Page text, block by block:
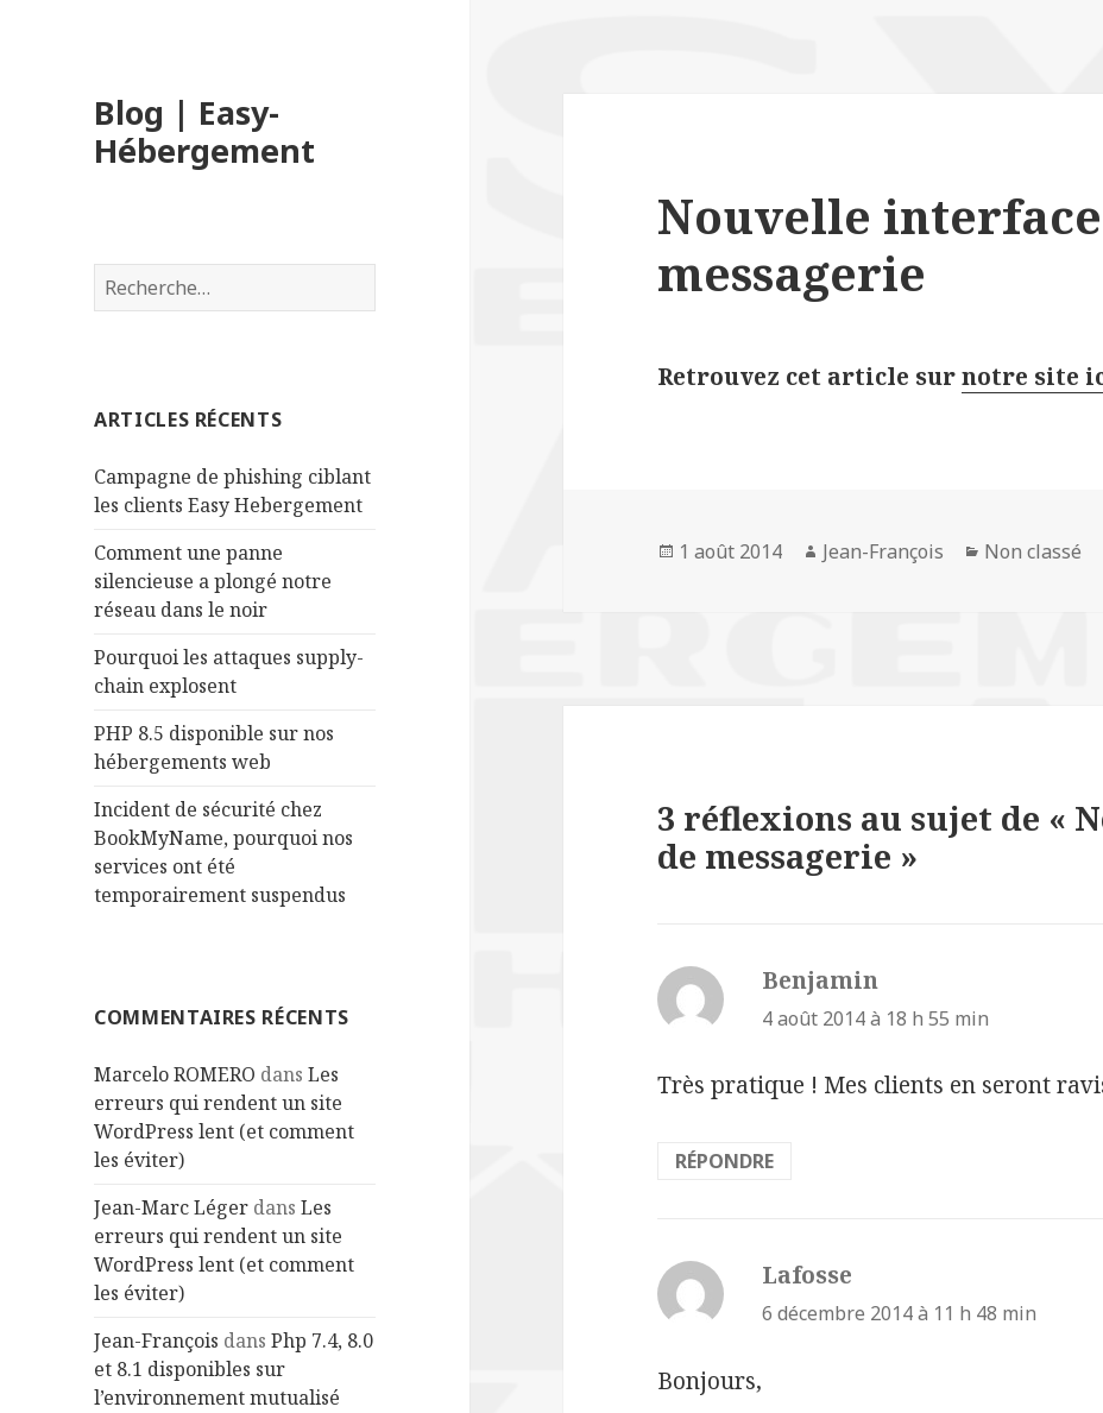
Blog | Easy-
Hébergement
R
e
r
h
e
:
ARTICLES RÉCENTS
Campagne de phishing ciblant
les clients Easy Hebergement
Comment une panne
silencieuse a plongé notre
réseau dans le noir
Pourquoi les attaques supply-
chain explosent
PHP 8.5 disponible sur nos
hébergements web
Incident de sécurité chez
BookMyName, pourquoi nos
services ont été
temporairement suspendus
COMMENTAIRES RÉCENTS
Marcelo ROMERO dansLes
erreurs qui rendent un site
WordPress lent (et comment
les éviter)
Jean-Marc Léger dansLes
erreurs qui rendent un site
WordPress lent (et comment
les éviter)
Jean-François dansPhp 7.4, 8.0
et 8.1 disponibles sur
l’environnement mutualisé
Nouvelle
messagerie
Retrouvez cet article surnotre site
Publié
1 août 2014 Auteur
Jean-François Catégories
Non classé
3 réflexions au sujet de «
de messagerie »
Benjamin
4 août 2014 à 18 h 55 min
Très pratique ! Mes clients en seront
RÉPONDRE
Lafosse
6 décembre 2014 à 11 h 48 min
Bonjours,